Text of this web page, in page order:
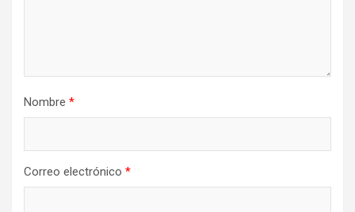
Nombre *
Correo electrónico *